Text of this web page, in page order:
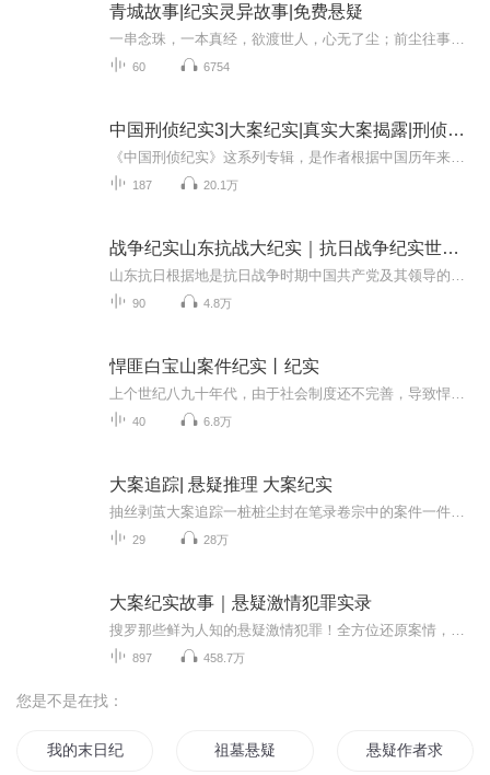
青城故事|纪实灵异故事|免费悬疑
60 6754
中国刑侦纪实3|大案纪实|真实大案揭露|刑侦纪实
187 20.1万
战争纪实山东抗战大纪实｜抗日战争纪实世界反法西斯战争纪实|罗荣桓萧华
90 4.8万
悍匪白宝山案件纪实丨纪实
40 6.8万
大案追踪| 悬疑推理 大案纪实
29 28万
大案纪实故事｜悬疑激情犯罪实录
897 458.7万
您是不是在找：
我的末日纪实 祖墓悬疑 悬疑作者求生指南